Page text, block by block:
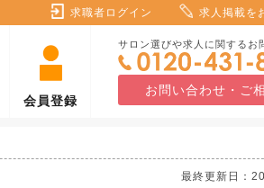
求職者ログイン 求人掲載を
会員登録
サロン選びや求人に関するお
お問い合わせ・ご
最終更新日：